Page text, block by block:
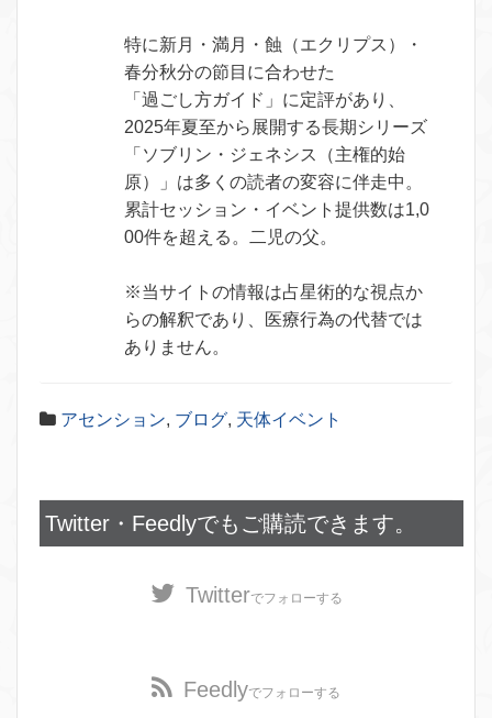
特に新月・満月・蝕（エクリプス）・
春分秋分の節目に合わせた
「過ごし方ガイド」に定評があり、
2025年夏至から展開する長期シリーズ
「ソブリン・ジェネシス（主権的始
原）」は多くの読者の変容に伴走中。
累計セッション・イベント提供数は1,0
00件を超える。二児の父。
※当サイトの情報は占星術的な視点か
らの解釈であり、医療行為の代替では
ありません。
アセンション, ブログ, 天体イベント
Twitter・Feedlyでもご購読できます。
Twitterでフォローする
Feedlyでフォローする